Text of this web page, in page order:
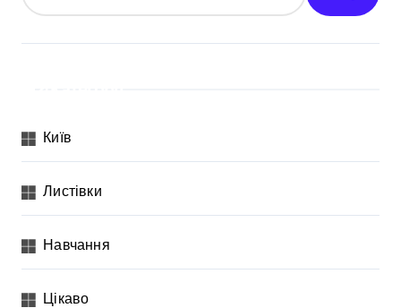
Київ
Листівки
Навчання
Цікаво